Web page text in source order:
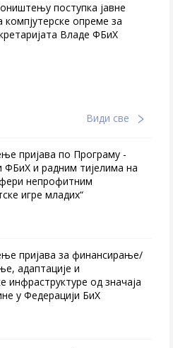
поступка јавне
опреме за
Владе ФБиХ
Види све
пријава по Програму -
и радним тијелима на
непрофитним
игре младих“
пријава за финансирање/
адаптације и
инфраструктуре од значаја
у Федерацији БиХ